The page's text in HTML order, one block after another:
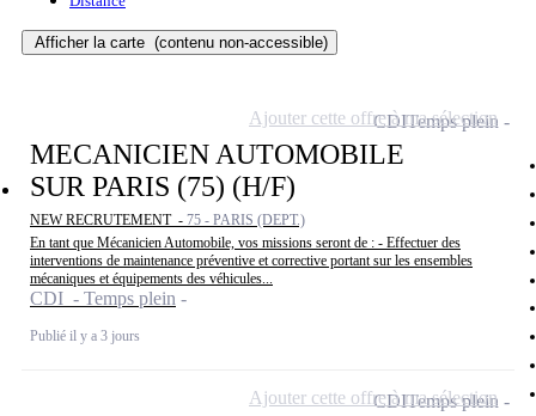
Afficher la carte (contenu non-accessible)
MECANICIEN AUTOMOBILE
SUR PARIS (75) (H/F)
NEW RECRUTEMENT - 75 - PARIS (DEPT.)
En tant que Mécanicien Automobile, vos missions seront de : - Effectuer des
interventions de maintenance préventive et corrective portant sur les ensembles
mécaniques et équipements des véhicules...
CDI - Temps plein
Publié il y a 3 jours
CDITemps plein
Ajouter cette offre à ma sélection
CDITemps plein
Ajouter cette offre à ma sélection